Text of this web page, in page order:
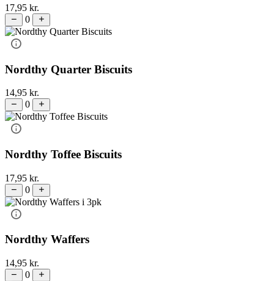
17,95 kr.
0
Nordthy Quarter Biscuits
14,95 kr.
0
Nordthy Toffee Biscuits
17,95 kr.
0
Nordthy Waffers
14,95 kr.
0